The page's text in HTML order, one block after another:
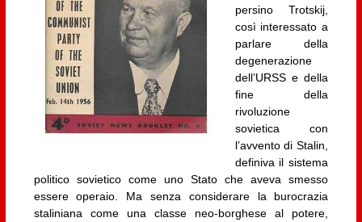
persino Trotskij,
così interessato a
parlare della
degenerazione
dell’URSS e della
fine della
rivoluzione
sovietica con
l’avvento di Stalin,
definiva il sistema
politico sovietico come uno Stato che aveva smesso
essere operaio. Ma senza considerare la burocrazia
staliniana come una classe neo-borghese al potere,